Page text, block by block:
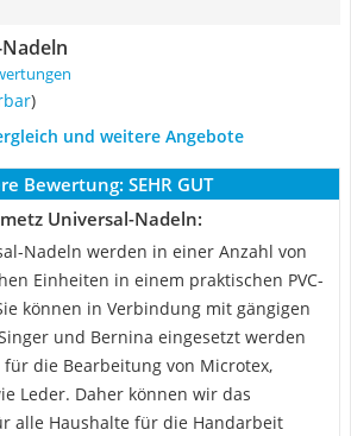
)
und weitere Angebote
Bewertung: SEHR GUT
Universal-Nadeln:
Nadeln werden in einer Anzahl von
Einheiten in einem praktischen PVC-
können in Verbindung mit gängigen
und Bernina eingesetzt werden
die Bearbeitung von Microtex,
Leder. Daher können wir das
alle Haushalte für die Handarbeit